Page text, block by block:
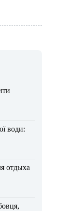
води:
отдыха